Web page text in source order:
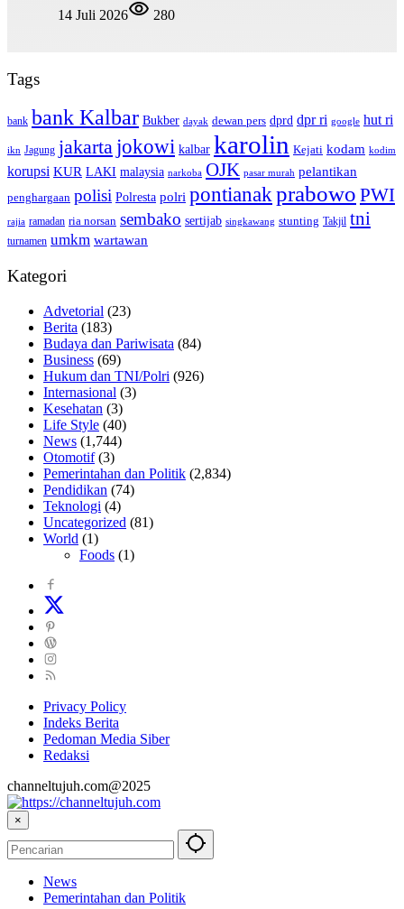
14 Juli 2026
280
Tags
bank bank Kalbar Bukber dayak dewan pers dprd dpr ri google hut ri
ikn Jagung jakarta jokowi kalbar karolin Kejati kodam kodim
korupsi KUR LAKI malaysia narkoba OJK pasar murah pelantikan
penghargaan polisi Polresta polri pontianakprabowo PWI
rajia ramadan ria norsan sembako sertijab singkawang stunting Takjil tni
turnamen umkm wartawan
Kategori
Advetorial (23)
Berita (183)
Budaya dan Pariwisata (84)
Business (69)
Hukum dan TNI/Polri (926)
Internasional (3)
Kesehatan (3)
Life Style (40)
News (1,744)
Otomotif(3)
Pemerintahan dan Politik (2,834)
Pendidikan (74)
Teknologi (4)
Uncategorized (81)
World (1)
Foods (1)
Privacy Policy
Indeks Berita
Pedoman Media Siber
Redaksi
channeltujuh.com@2025
×
News
Pemerintahan dan Politik